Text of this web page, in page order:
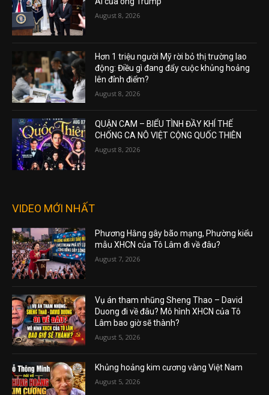
August 8, 2026
Hơn 1 triệu người Mỹ rời bỏ thị trường lao
động: Điều gì đang đẩy cuộc khủng hoảng
lên đỉnh điểm?
August 8, 2026
QUẬN CAM – BIỂU TÌNH ĐẦY KHÍ THẾ
CHỐNG CA NÔ VIỆT CỘNG QUỐC THIÊN
August 8, 2026
VIDEO MỚI NHẤT
Phương Hằng gây bão mạng, Phường kiểu
mẫu XHCN của Tô Lâm đi về đâu?
August 7, 2026
Vụ án tham nhũng Sheng Thao – David
Duong đi về đâu? Mô hình XHCN của Tô
Lâm bao giờ sẽ thành?
August 5, 2026
Khủng hoảng kim cương vàng Việt Nam
August 5, 2026